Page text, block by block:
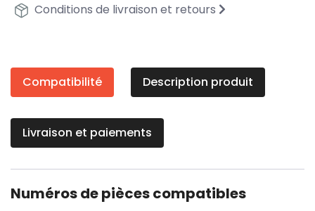
Conditions de livraison et retours
Compatibilité Description produit
Livraison et paiements
Numéros de pièces compatibles